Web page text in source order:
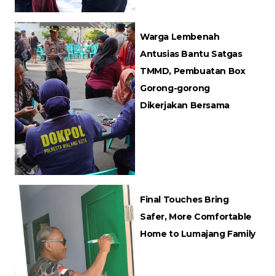
Warga Lembenah
Antusias Bantu Satgas
TMMD, Pembuatan Box
Gorong-gorong
Dikerjakan Bersama
Final Touches Bring
Safer, More Comfortable
Home to Lumajang Family